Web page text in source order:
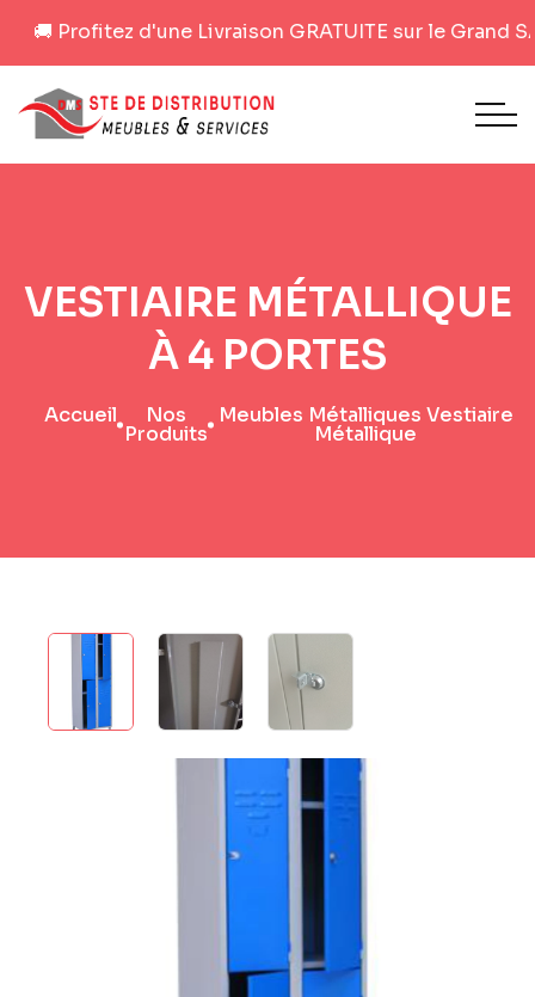
🚚 Profitez d'une Livraison GRATUITE sur le Grand
VESTIAIRE MÉTALLIQUE
À 4 PORTES
Accueil Nos
Produits
Meubles Métalliques Vestiaire
Métallique